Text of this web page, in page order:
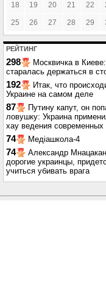
18 19 20 21 22
25 26 27 28 29
РЕЙТИНГ
298
Москвичка в
старалась держаться в
192
Итак, что
Украине на самом деле
87
Путину капут, он
ловушку: Украина
хау ведения современных
74 Медіашкола-4
74
Александр
дорогие украинцы,
учиться убивать врага